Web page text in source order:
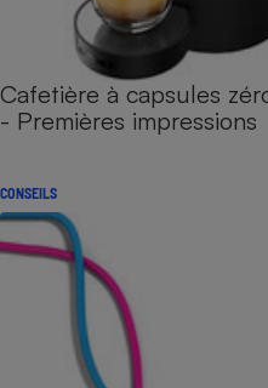
Cafetière à capsules
- Premières impressions
CONSEILS